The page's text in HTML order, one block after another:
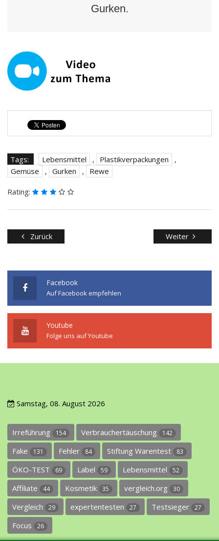
Gurken.
Tags: Lebensmittel , Plastikverpackungen
,
Gemüse
, Gurken , Rewe
Rating:
Zurück Weiter
Facebook
Auf Facebook empfehlen
Youtube
Folge uns auf Youtube
Samstag, 08. August 2026
Irreführung 154 Verbrauchertäuschung 142
Fake 131 Fehler 84 Stiftung Warentest 83
ÖKO-TEST 69 Label 59 Lebensmittel 52
Affiliate 44 Kosmetik 35 vergleich.org 30
Vergleich 29 expertentesten 27 Testsieger 27
Focus 26